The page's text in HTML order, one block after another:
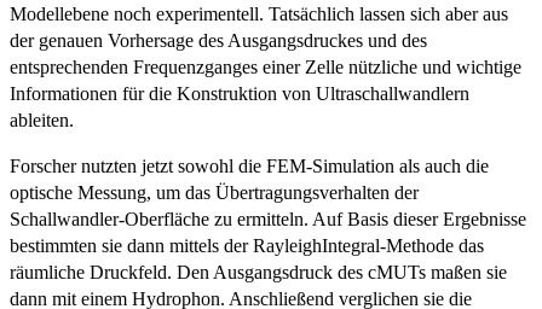
Modell­ebene noch experimentell. Tatsächlich lassen sich aber aus
der genauen Vorhersage des Ausgangsdruckes und des
entsprechenden Frequenzganges einer Zelle nützliche und wichtige
Informationen für die Konstruktion von Ultraschallwandlern
ableiten.
Forscher nutzten jetzt sowohl die FEM-Simulation als auch die
optische Messung, um das Übertragungsverhalten der
Schallwandler-Oberfläche zu ermitteln. Auf Basis dieser Ergebnisse
bestimmten sie dann mittels der Rayleigh­Integral-Methode das
räumliche Druckfeld. Den Ausgangsdruck des cMUTs maßen sie
dann mit einem Hydrophon. Anschließend verglichen sie die